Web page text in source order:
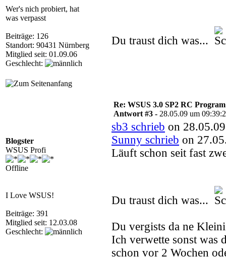
Wer's nich probiert, hat
was verpasst
Beiträge: 126
Standort: 90431 Nürnberg
Mitglied seit: 01.09.06
Geschlecht:
Du traust dich was...
Blogster
WSUS Profi
Offline
I Love WSUS!
Beiträge: 391
Mitglied seit: 12.03.08
Geschlecht:
Re: WSUS 3.0 SP2 RC
Antwort #3 - 28.05.09 um
sb3 schrieb on
Sunny schrieb on
Läuft schon seit fast
Du traust dich was...
Du vergists da ne
Ich verwette sonst was
schon vor 2 Wochen